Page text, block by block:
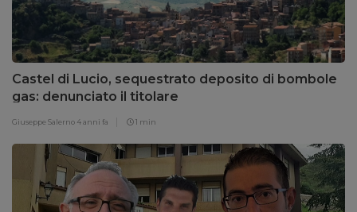
Castel di Lucio, sequestrato deposito di bombole
gas: denunciato il titolare
Giuseppe Salerno 4 anni fa 1 min